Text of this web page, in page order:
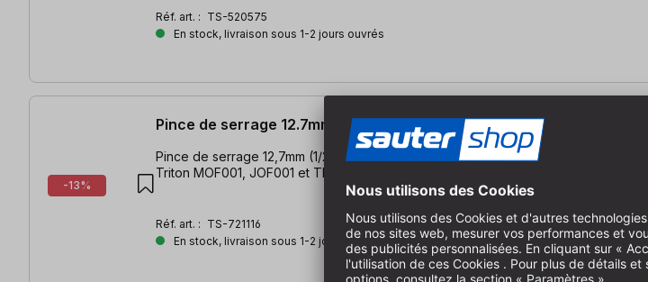
Réf. art. : TS-520575
En stock, livraison sous 1-2 jours ouvrés
-13%
Pince de serrage 12.7mm Triton
Pince de serrage 12,7mm (1/2 pouce) | pour défonceuse
Triton MOF001, JOF001 et TRA001
Réf. art. : TS-721116
En stock, livraison sous 1-2 jours ouvrés